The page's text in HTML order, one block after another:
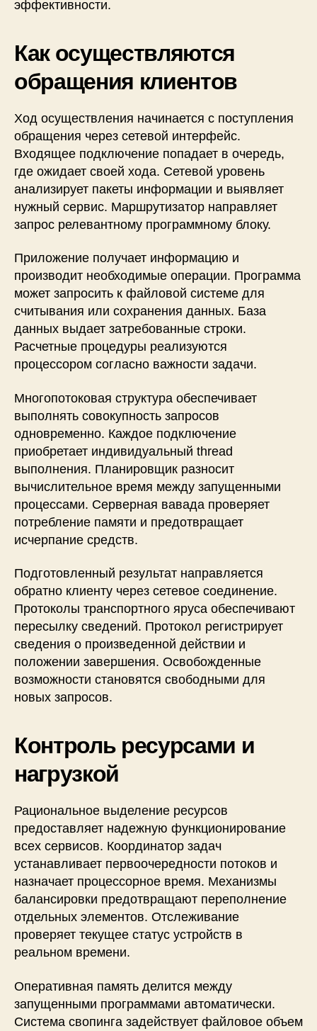
эффективности.
Как осуществляются
обращения клиентов
Ход осуществления начинается с поступления
обращения через сетевой интерфейс.
Входящее подключение попадает в очередь,
где ожидает своей хода. Сетевой уровень
анализирует пакеты информации и выявляет
нужный сервис. Маршрутизатор направляет
запрос релевантному программному блоку.
Приложение получает информацию и
производит необходимые операции. Программа
может запросить к файловой системе для
считывания или сохранения данных. База
данных выдает затребованные строки.
Расчетные процедуры реализуются
процессором согласно важности задачи.
Многопотоковая структура обеспечивает
выполнять совокупность запросов
одновременно. Каждое подключение
приобретает индивидуальный thread
выполнения. Планировщик разносит
вычислительное время между запущенными
процессами. Серверная вавада проверяет
потребление памяти и предотвращает
исчерпание средств.
Подготовленный результат направляется
обратно клиенту через сетевое соединение.
Протоколы транспортного яруса обеспечивают
пересылку сведений. Протокол регистрирует
сведения о произведенной действии и
положении завершения. Освобожденные
возможности становятся свободными для
новых запросов.
Контроль ресурсами и
нагрузкой
Рациональное выделение ресурсов
предоставляет надежную функционирование
всех сервисов. Координатор задач
устанавливает первоочередности потоков и
назначает процессорное время. Механизмы
балансировки предотвращают переполнение
отдельных элементов. Отслеживание
проверяет текущее статус устройств в
реальном времени.
Оперативная память делится между
запущенными программами автоматически.
Система свопинга задействует файловое объем